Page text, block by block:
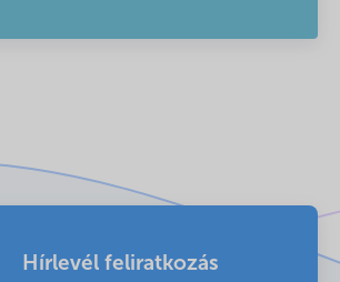
Hírlevél feliratkozás